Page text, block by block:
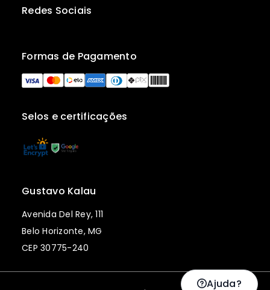
Selos e certificações
Formas de Pagamento
Redes Sociais
Gustavo Kalau
Avenida Del Rey, 111
Belo Horizonte, MG
CEP 30775-240
Ajuda?